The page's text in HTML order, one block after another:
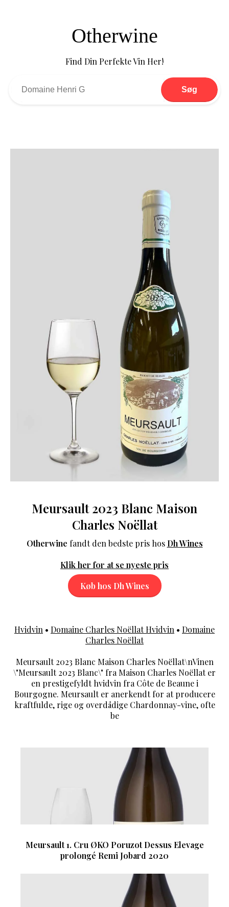
Otherwine
Find Din Perfekte Vin Her!
Søg
Meursault 2023 Blanc Maison
Charles Noëllat
Otherwine fandt den bedste pris hos Dh Wines
Klik her for at se nyeste pris
Køb hos Dh Wines
Hvidvin • Domaine Charles Noëllat Hvidvin • Domaine
Charles Noëllat
Meursault 2023 Blanc Maison Charles Noëllat\nVinen
\"Meursault 2023 Blanc\" fra Maison Charles Noëllat er
en prestigefyldt hvidvin fra Côte de Beaune i
Bourgogne. Meursault er anerkendt for at producere
kraftfulde, rige og overdådige Chardonnay-vine, ofte
be
Meursault 1. Cru ØKO Poruzot Dessus Elevage
prolongé Remi Jobard 2020